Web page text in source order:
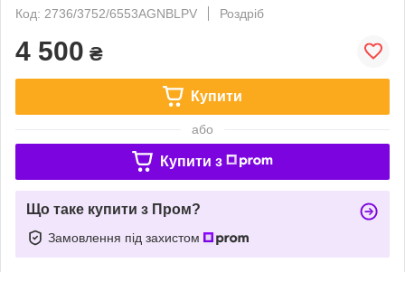
Код: 2736/3752/6553AGNBLPV
Роздріб
4 500 ₴
Купити
або
Купити з
Що таке купити з Пром?
Замовлення під захистом